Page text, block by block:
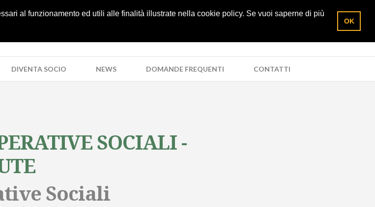
al funzionamento ed utili alle finalità illustrate nella cookie policy. Se vuoi saperne di più
OK
DIVENTA SOCIO NEWS DOMANDE FREQUENTI CONTATTI
SOCIALI -
Sociali